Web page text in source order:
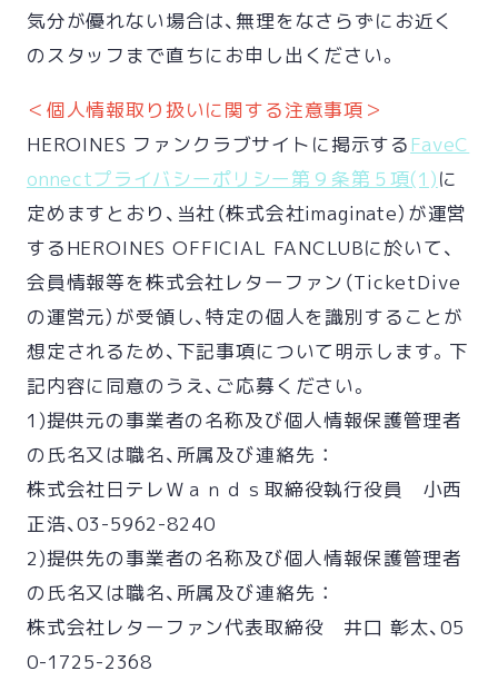
気分が優れない場合は、無理をなさらずにお近く
のスタッフまで直ちにお申し出ください。
＜個人情報取り扱いに関する注意事項＞
HEROINES ファンクラブサイトに掲示する FaveC
onnectプライバシーポリシー第９条第５項(1)に
定めますとおり、当社（株式会社imaginate）が運営
するHEROINES OFFICIAL FANCLUBに於いて、
会員情報等を株式会社レターファン（TicketDive
の運営元）が受領し、特定の個人を識別することが
想定されるため、下記事項について明示します。下
記内容に同意のうえ、ご応募ください。
1)提供元の事業者の名称及び個人情報保護管理者
の氏名又は職名、所属及び連絡先 ：
株式会社日テレＷａｎｄｓ取締役執行役員 小西
正浩、03-5962-8240
2)提供先の事業者の名称及び個人情報保護管理者
の氏名又は職名、所属及び連絡先 ：
株式会社レターファン代表取締役 井口 彰太、05
0-1725-2368